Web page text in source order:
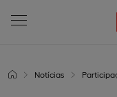
Notícias